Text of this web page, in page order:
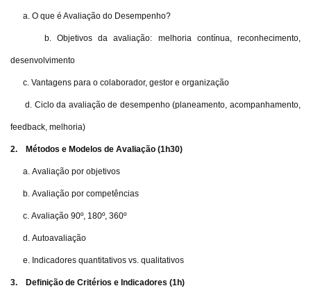
a. O que é Avaliação do Desempenho?
b. Objetivos da avaliação: melhoria contínua, reconhecimento,
desenvolvimento
c. Vantagens para o colaborador, gestor e organização
d. Ciclo da avaliação de desempenho (planeamento, acompanhamento,
feedback, melhoria)
2. Métodos e Modelos de Avaliação (1h30)
a. Avaliação por objetivos
b. Avaliação por competências
c. Avaliação 90º, 180º, 360º
d. Autoavaliação
e. Indicadores quantitativos vs. qualitativos
3. Definição de Critérios e Indicadores (1h)